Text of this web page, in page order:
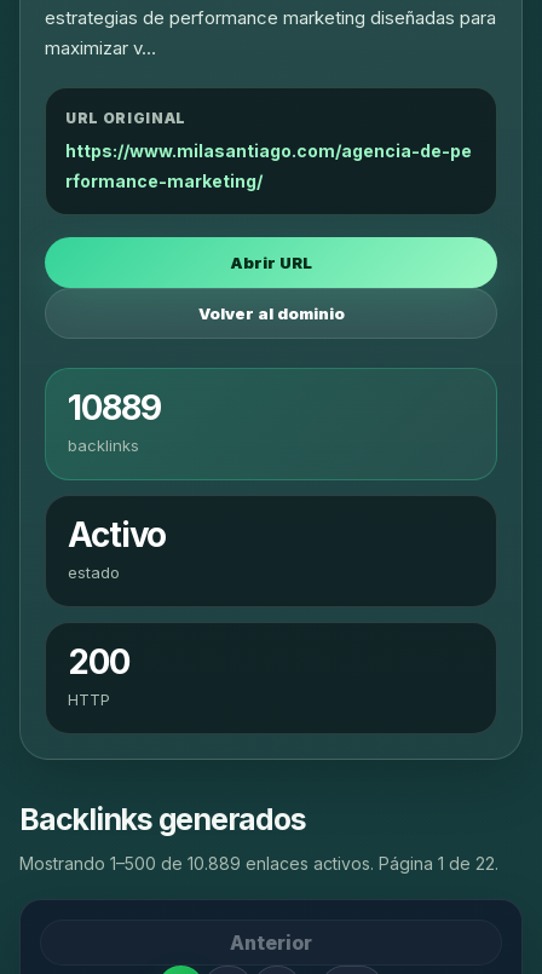
estrategias de performance marketing diseñadas para
maximizar v…
URL ORIGINAL
https://www.milasantiago.com/agencia-de-pe
rformance-marketing/
Abrir URL
Volver al dominio
10889
backlinks
Activo
estado
200
HTTP
Backlinks generados
Mostrando 1–500 de 10.889 enlaces activos. Página 1 de 22.
Anterior